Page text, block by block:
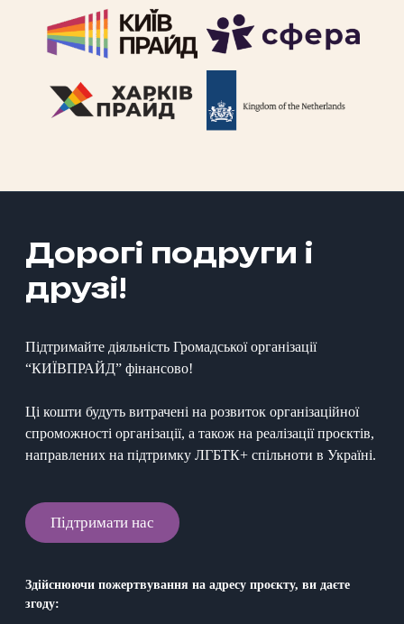
Дорогі подруги і
друзі!
Підтримайте діяльність Громадської організації
“КИЇВПРАЙД” фінансово!
Ці кошти будуть витрачені на розвиток організаційної
спроможності організації, а також на реалізації проєктів,
направлених на підтримку ЛГБТК+ спільноти в Україні.
Підтримати нас
Здійснюючи пожертвування на адресу проєкту, ви даєте
згоду: